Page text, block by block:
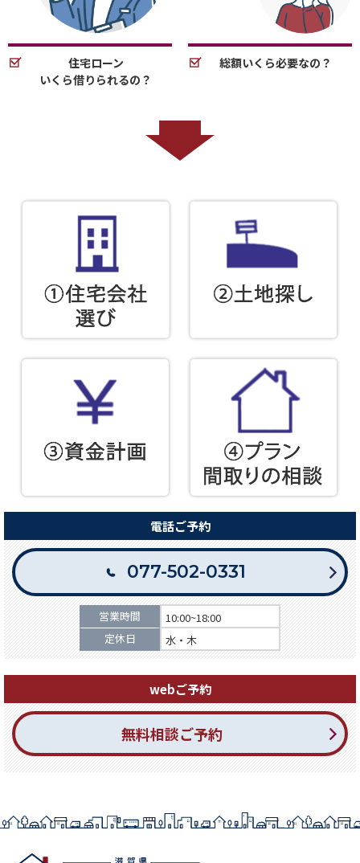
住宅ローン
いくら借りられるの？
総額いくら必要なの？
電話ご予約
077-502-0331
営業時間
10:00~18:00
定休日
水・木
webご予約
無料相談ご予約